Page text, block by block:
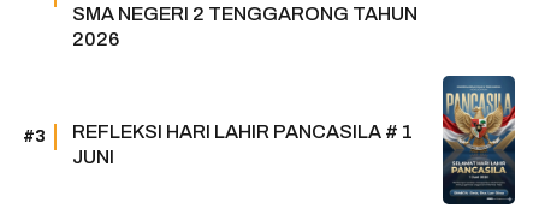
SMA NEGERI 2 TENGGARONG TAHUN
2026
REFLEKSI HARI LAHIR PANCASILA # 1
JUNI